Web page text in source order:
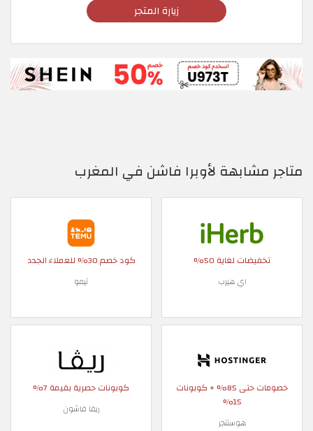
زيارة المتجر
متاجر مشابهة لأوبرا فاشن في المغرب
تخفيضات لغاية 50%
اي هيرب
كود خصم 30% للعملاء الجدد
تيمو
خصومات حتى 85% + كوبونات
15%
هوستنجر
كوبونات حصرية بقيمة 7%
ريفا فاشون